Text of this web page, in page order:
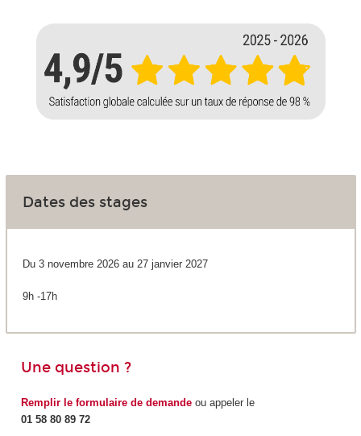
Dates des stages
Du 3 novembre 2026 au 27 janvier 2027
9h -17h
Une question ?
Remplir le formulaire de demandeou appeler le
01 58 80 89 72